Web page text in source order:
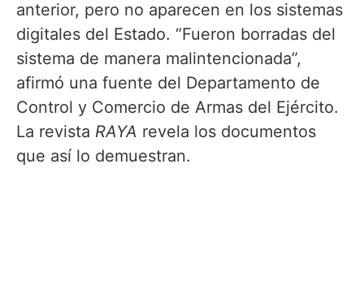
anterior, pero no aparecen en los sistemas
digitales del Estado. “Fueron borradas del
sistema de manera malintencionada”,
afirmó una fuente del Departamento de
Control y Comercio de Armas del Ejército.
La revista RAYA revela los documentos
que así lo demuestran.